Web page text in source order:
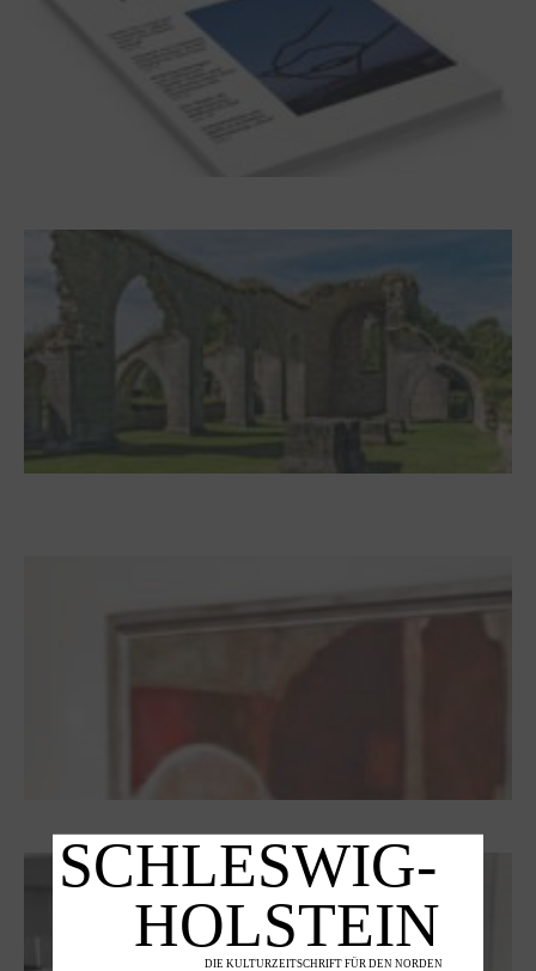
Dieter Pape. Ein Leben für die Kunst